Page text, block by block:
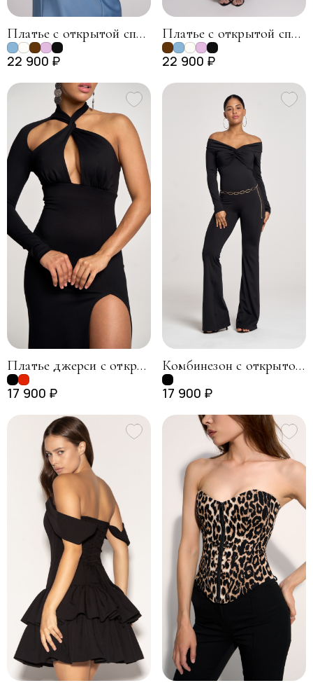
Платье с открытой спиной, серо-синий
22 900 ₽
Платье с открытой спиной, горький шоколад
22 900 ₽
Платье джерси с открытой спиной, черный
17 900 ₽
Комбинезон с открытой спиной, черный
17 900 ₽